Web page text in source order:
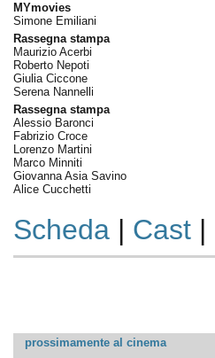
MYmovies
Simone Emiliani
Rassegna stampa
Maurizio Acerbi
Roberto Nepoti
Giulia Ciccone
Serena Nannelli
Rassegna stampa
Alessio Baronci
Fabrizio Croce
Lorenzo Martini
Marco Minniti
Giovanna Asia Savino
Alice Cucchetti
Scheda| Cast|
prossimamente al cinema